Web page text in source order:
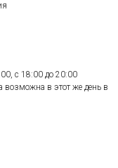
с 18:00 до 20:00
возможна в этот же день в